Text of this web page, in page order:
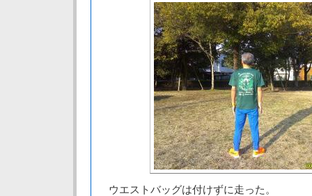
ウエストバッグは付けずに走った。